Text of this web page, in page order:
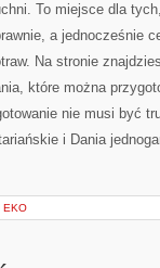
To miejsce dla
a jednocześnie
Na stronie
które można
nie musi być
i Dania
EKO